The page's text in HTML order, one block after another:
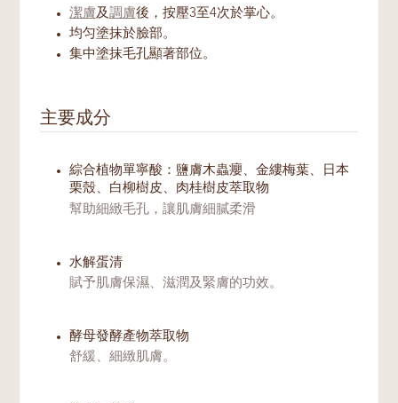
潔膚及 調膚後，按壓3至4次於掌心。
均匀塗抹於臉部。
集中塗抹毛孔顯著部位。
主要成分
綜合植物單寧酸：鹽膚木蟲癭、金縷梅葉、日本
栗殼、白柳樹皮、肉桂樹皮萃取物
幫助細緻毛孔，讓肌膚細膩柔滑
水解蛋清
賦予肌膚保濕、滋潤及緊膚的功效。
酵母發酵產物萃取物
舒緩、細緻肌膚。